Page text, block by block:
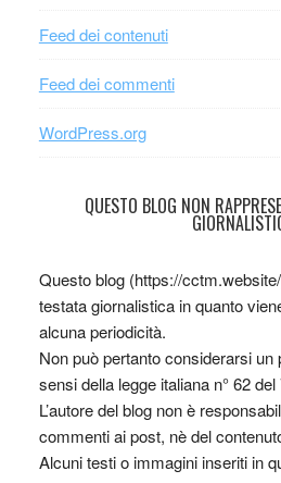
Feed dei contenuti
Feed dei commenti
WordPress.org
QUESTO BLOG NON
Questo blog (https://
testata giornalistica in quanto
alcuna periodicità.
Non può pertanto considerarsi un
sensi della legge italiana n° 62 del
L’autore del blog non è
commenti ai post, nè del
Alcuni testi o immagini inseriti in